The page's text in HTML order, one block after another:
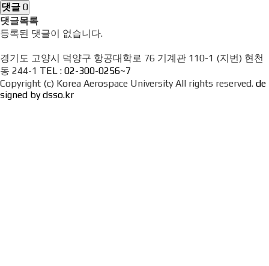
댓글 0
댓글목록
등록된 댓글이 없습니다.
경기도 고양시 덕양구 항공대학로 76 기계관 110-1 (지번) 현천
동 244-1 TEL : 02-300-0256~7
Copyright (c) Korea Aerospace University All rights reserved. de
signed by dsso.kr